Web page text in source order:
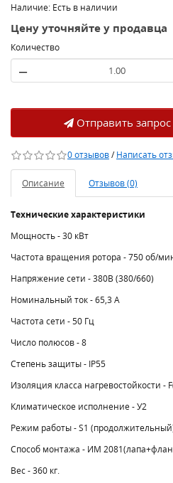
Наличие: Есть в наличии
Цену уточняйте у продавца
Количество
–
Отправить запрос
0 отзывов/Написать
Описание Отзывов (0)
Технические характеристики
Мощность - 30 кВт
Частота вращения ротора - 750 об/
Напряжение сети - 380В (380/660)
Номинальный ток - 65,3 A
Частота сети - 50 Гц
Число полюсов - 8
Степень защиты - IP55
Изоляция класса нагревостойкости -
Климатическое исполнение - У2
Режим работы - S1
Способ монтажа - ИМ
Вес - 360 кг.